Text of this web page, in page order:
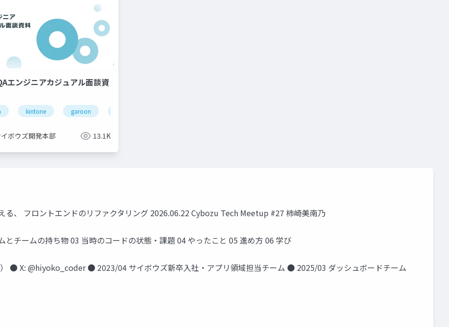
エンジニアカジュアル面談資
kintone garoon
ボウズ開発本部 13.1K
る、 フロントエンドのリファクタリング 2026.06.22 Cybozu Tech Meetup #27 柿崎美南乃
とチームの持ち物 03 当時のコードの状態・課題 04 やったこと 05 進め⽅ 06 学び
● X: @hiyoko_coder ● 2023/04 サイボウズ新卒⼊社・アプリ領域担当チーム ● 2025/03 ダッシュボードチーム